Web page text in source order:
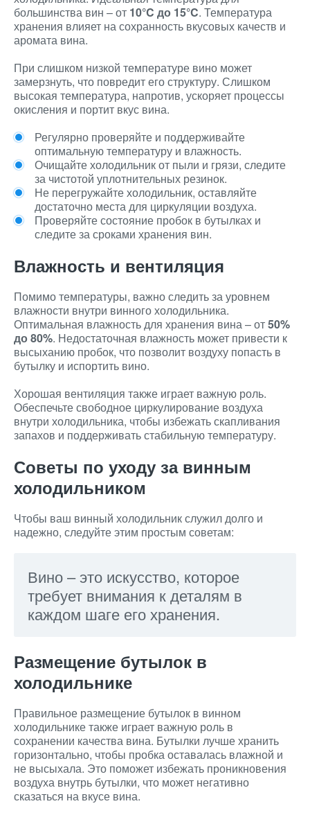
большинства вин – от 10°C до 15°C. Температура
хранения влияет на сохранность вкусовых качеств и
аромата вина.
При слишком низкой температуре вино может
замерзнуть, что повредит его структуру. Слишком
высокая температура, напротив, ускоряет процессы
окисления и портит вкус вина.
Регулярно проверяйте и поддерживайте
оптимальную температуру и влажность.
Очищайте холодильник от пыли и грязи, следите
за чистотой уплотнительных резинок.
Не перегружайте холодильник, оставляйте
достаточно места для циркуляции воздуха.
Проверяйте состояние пробок в бутылках и
следите за сроками хранения вин.
Влажность и вентиляция
Помимо температуры, важно следить за уровнем
влажности внутри винного холодильника.
Оптимальная влажность для хранения вина – от50%
до 80%. Недостаточная влажность может привести к
высыханию пробок, что позволит воздуху попасть в
бутылку и испортить вино.
Хорошая вентиляция также играет важную роль.
Обеспечьте свободное циркулирование воздуха
внутри холодильника, чтобы избежать скапливания
запахов и поддерживать стабильную температуру.
Советы по уходу за винным
холодильником
Чтобы ваш винный холодильник служил долго и
надежно, следуйте этим простым советам:
Вино – это искусство, которое
требует внимания к деталям в
каждом шаге его хранения.
Размещение бутылок в
холодильнике
Правильное размещение бутылок в винном
холодильнике также играет важную роль в
сохранении качества вина. Бутылки лучше хранить
горизонтально, чтобы пробка оставалась влажной и
не высыхала. Это поможет избежать проникновения
воздуха внутрь бутылки, что может негативно
сказаться на вкусе вина.